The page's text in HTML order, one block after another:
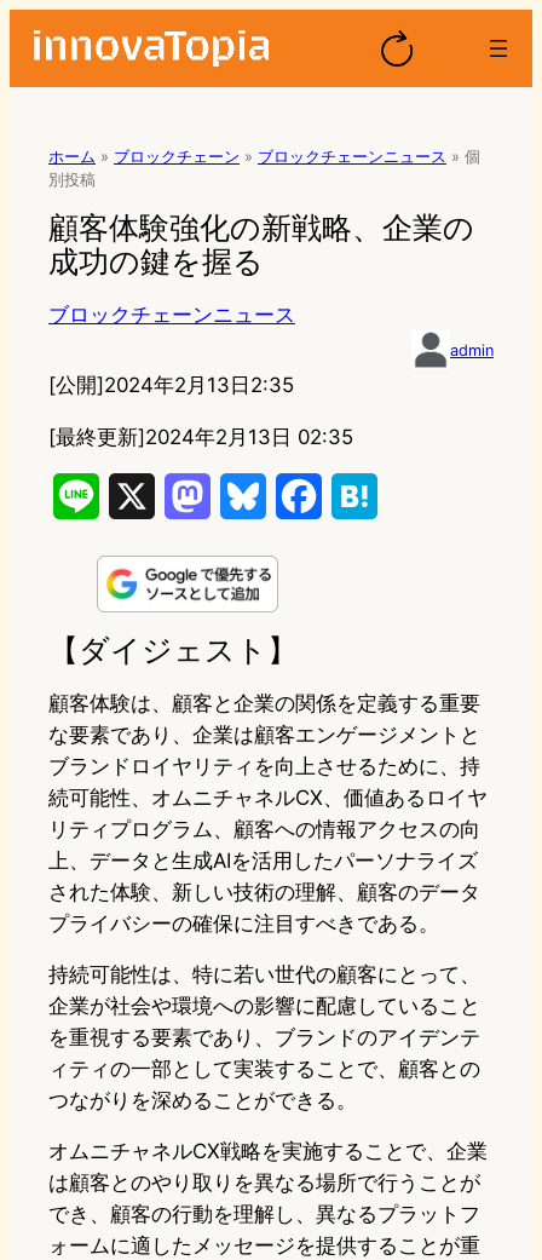
ホーム » ブロックチェーン » ブロックチェーンニュース » 個
別投稿
顧客体験強化の新戦略、企業の
成功の鍵を握る
ブロックチェーンニュース
admin
[公開]2024年2月13日2:35
[最終更新]2024年2月13日 02:35
n
e
s
d
o
u
e
k
y
o
o
k
a
【ダイジェスト】
顧客体験は、顧客と企業の関係を定義する重要
な要素であり、企業は顧客エンゲージメントと
ブランドロイヤリティを向上させるために、持
続可能性、オムニチャネルCX、価値あるロイヤ
リティプログラム、顧客への情報アクセスの向
上、データと生成AIを活用したパーソナライズ
された体験、新しい技術の理解、顧客のデータ
プライバシーの確保に注目すべきである。
持続可能性は、特に若い世代の顧客にとって、
企業が社会や環境への影響に配慮していること
を重視する要素であり、ブランドのアイデンテ
ィティの一部として実装することで、顧客との
つながりを深めることができる。
オムニチャネルCX戦略を実施することで、企業
は顧客とのやり取りを異なる場所で行うことが
でき、顧客の行動を理解し、異なるプラットフ
ォームに適したメッセージを提供することが重